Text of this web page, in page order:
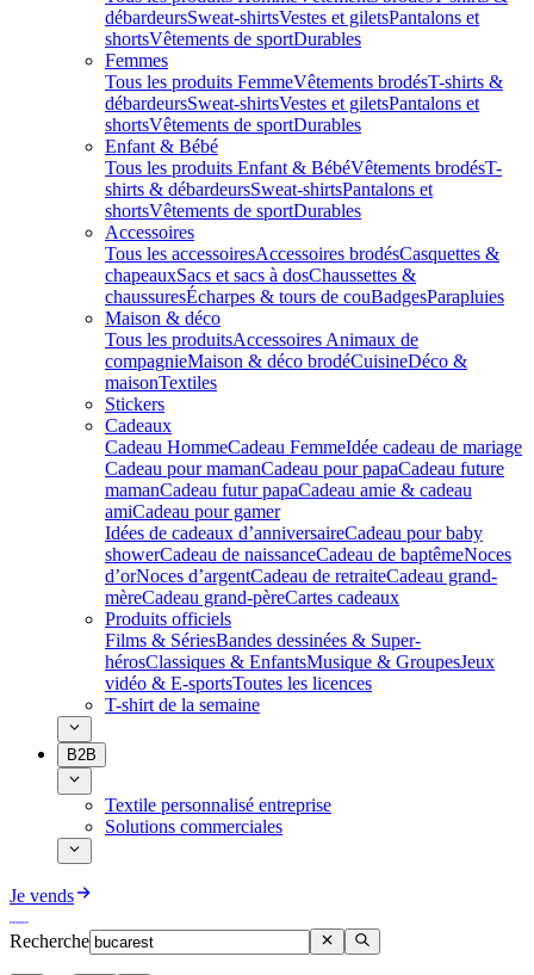
débardeursSweat-shirtsVestes et giletsPantalons et
shortsVêtements de sportDurables
Femmes
Tous les produits FemmeVêtements brodésT-shirts &
débardeursSweat-shirtsVestes et giletsPantalons et
shortsVêtements de sportDurables
Enfant & Bébé
Tous les produits Enfant & BébéVêtements brodésT-
shirts & débardeursSweat-shirtsPantalons et
shortsVêtements de sportDurables
Accessoires
Tous les accessoiresAccessoires brodésCasquettes &
chapeauxSacs et sacs à dosChaussettes &
chaussuresÉcharpes & tours de couBadgesParapluies
Maison & déco
Tous les produitsAccessoires Animaux de
compagnieMaison & déco brodéCuisineDéco &
maisonTextiles
Stickers
Cadeaux
Cadeau HommeCadeau FemmeIdée cadeau de mariage​
Cadeau pour mamanCadeau pour papaCadeau future
mamanCadeau futur papaCadeau amie & cadeau
amiCadeau pour gamer
Idées de cadeaux d’anniversaireCadeau pour baby
showerCadeau de naissanceCadeau de baptêmeNoces
d’orNoces d’argentCadeau de retraiteCadeau grand-
mèreCadeau grand-pèreCartes cadeaux
Produits officiels
Films & SériesBandes dessinées & Super-
hérosClassiques & EnfantsMusique & GroupesJeux
vidéo & E-sportsToutes les licences
T-shirt de la semaine
B2B
Textile personnalisé entreprise
Solutions commerciales
Je vends
Recherche